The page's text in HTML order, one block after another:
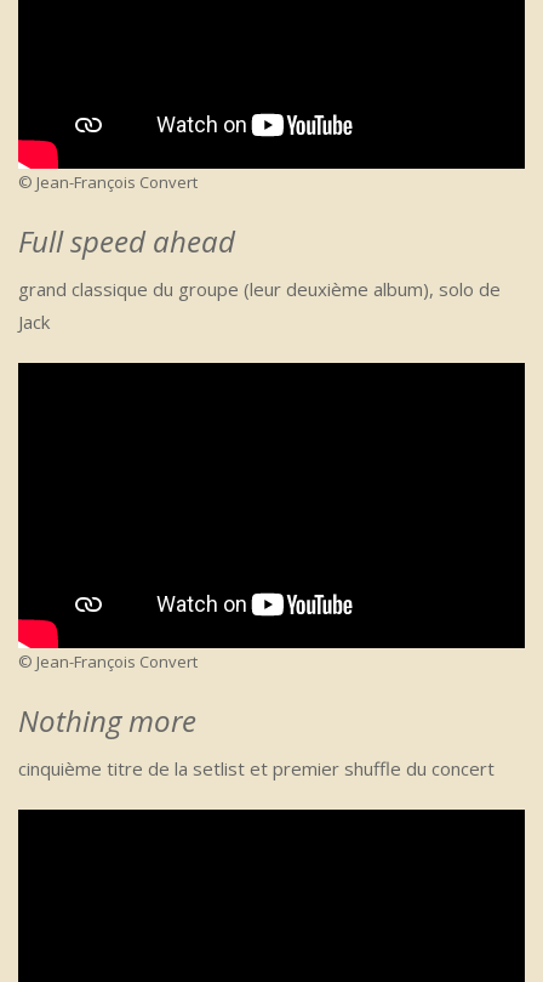
© Jean-François Convert
Full speed ahead
grand classique du groupe (leur deuxième album), solo de
Jack
© Jean-François Convert
Nothing more
cinquième titre de la setlist et premier shuffle du concert